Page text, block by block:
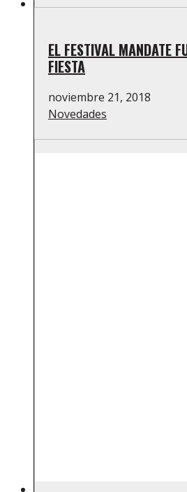
EL FESTIVAL MANDATE
FIESTA
noviembre 21, 2018
Novedades